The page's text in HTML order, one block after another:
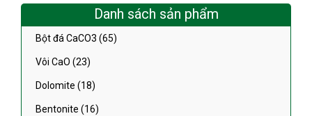
Danh sách sản phẩm
Bột đá CaCO3 (65)
Vôi CaO (23)
Dolomite (18)
Bentonite (16)